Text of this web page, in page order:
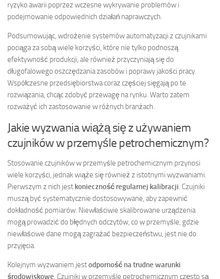
ryzyko awarii poprzez wczesne wykrywanie problemów i
podejmowanie odpowiednich działań naprawczych.
Podsumowując, wdrożenie systemów automatyzacji z czujnikami
pociąga za sobą wiele korzyści, które nie tylko podnoszą
efektywność produkcji, ale również przyczyniają się do
długofalowego oszczędzania zasobów i poprawy jakości pracy.
Współczesne przedsiębiorstwa coraz częściej sięgają po te
rozwiązania, chcąc zdobyć przewagę na rynku. Warto zatem
rozważyć ich zastosowanie w różnych branżach.
Jakie wyzwania wiążą się z używaniem
czujników w przemyśle petrochemicznym?
Stosowanie czujników w przemyśle petrochemicznym przynosi
wiele korzyści, jednak wiąże się również z istotnymi wyzwaniami.
Pierwszym z nich jest konieczność regularnej kalibracji. Czujniki
muszą być systematycznie dostosowywane, aby zapewnić
dokładność pomiarów. Niewłaściwie skalibrowane urządzenia
mogą prowadzić do błędnych odczytów, co w przemyśle, gdzie
niewłaściwe dane mogą zagrażać bezpieczeństwu, jest nie do
przyjęcia.
Kolejnym wyzwaniem jestodporność na trudne warunki
środowiskowe. Czujniki w przemyśle petrochemicznym często są